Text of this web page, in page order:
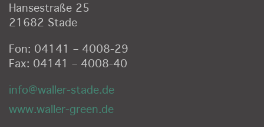
Hansestraße 25
21682 Stade
Fon: 04141 – 4008-29
Fax: 04141 – 4008-40
info@waller-stade.de
www.waller-green.de